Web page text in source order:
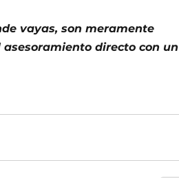
vayas, son meramente
directo con un